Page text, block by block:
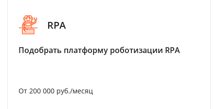
RPA
Подобрать платформу роботизации RPA
От 200 000 руб./месяц